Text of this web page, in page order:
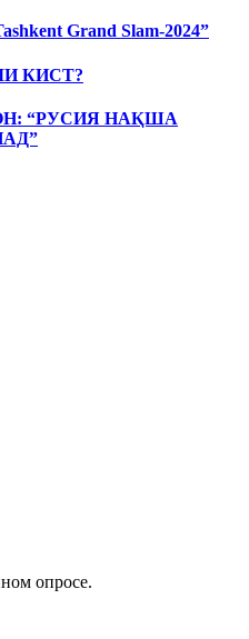
Grand Slam-2024”
КИСТ?
“РУСИЯ НАҚША
опросе.